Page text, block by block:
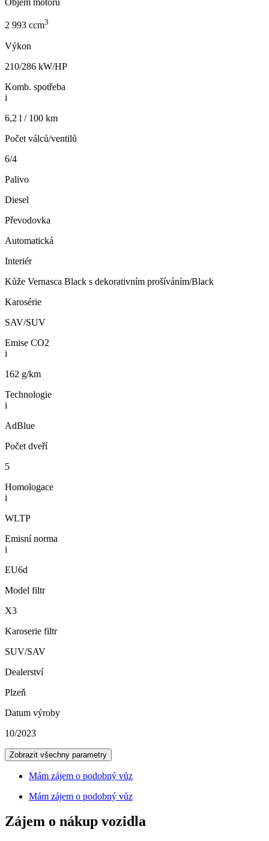
Objem motoru
2 993 ccm3
Výkon
210/286 kW/HP
Komb. spotřeba
i
6,2 l / 100 km
Počet válců/ventilů
6/4
Palivo
Diesel
Převodovka
Automatická
Interiér
Kůže Vernasca Black s dekorativním prošíváním/Black
Karosérie
SAV/SUV
Emise CO2
i
162 g/km
Technologie
i
AdBlue
Počet dveří
5
Homologace
i
WLTP
Emisní norma
i
EU6d
Model filtr
X3
Karoserie filtr
SUV/SAV
Dealerství
Plzeň
Datum výroby
10/2023
Zobrazit všechny parametry
Mám zájem o podobný vůz
Mám zájem o podobný vůz
Zájem o nákup vozidla